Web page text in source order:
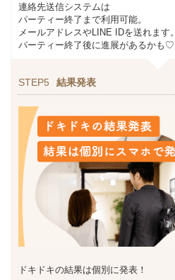
連絡先送信システムは
パーティー終了まで利用可能。
メールアドレスやLINE IDを送れます。
パーティー終了後に進展があるかも♡
STEP5 結果発表
ドキドキの結果は個別に発表！